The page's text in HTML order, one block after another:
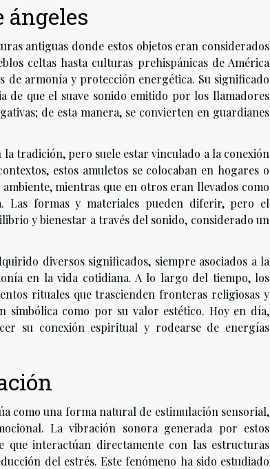
ángeles
antiguas donde estos objetos eran considerados
celtas hasta culturas prehispánicas de América
de armonía y protección energética. Su significado
de que el suave sonido emitido por los llamadores
de esta manera, se convierten en guardianes
tradición, pero suele estar vinculado a la conexión
estos amuletos se colocaban en hogares o
mientras que en otros eran llevados como
Las formas y materiales pueden diferir, pero el
y bienestar a través del sonido, considerado un
diversos significados, siempre asociados a la
en la vida cotidiana. A lo largo del tiempo, los
rituales que trascienden fronteras religiosas y
simbólica como por su valor estético. Hoy en día,
su conexión espiritual y rodearse de energías
como una forma natural de estimulación sensorial,
La vibración sonora generada por estos
que interactúan directamente con las estructuras
del estrés. Este fenómeno ha sido estudiado